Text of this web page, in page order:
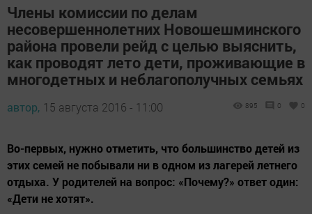
Члены комиссии по делам
несовершеннолетних Новошешминского
района провели рейд с целью выяснить,
как проводят лето дети, проживающие в
многодетных и неблагополучных семьях
автор, 15 августа 2016 - 11:00 895 0 0
Во-первых, нужно отметить, что большинство детей из
этих семей не побывали ни в одном из лагерей летнего
отдыха. У родителей на вопрос: «Почему?» ответ один:
«Дети не хотят».